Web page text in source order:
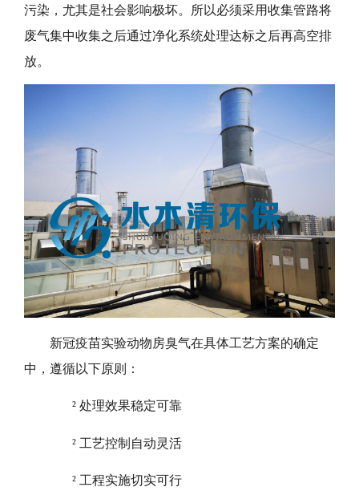
污染，尤其是社会影响极坏。所以必须采用收集管路将
废气集中收集之后通过净化系统处理达标之后再高空排
放。
新冠疫苗实验动物房臭气在具体工艺方案的确定
中，遵循以下原则：
² 处理效果稳定可靠
² 工艺控制自动灵活
² 工程实施切实可行